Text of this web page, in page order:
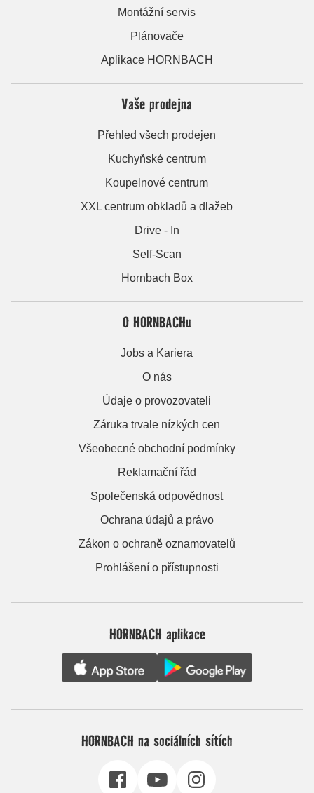
Montážní servis
Plánovače
Aplikace HORNBACH
Vaše prodejna
Přehled všech prodejen
Kuchyňské centrum
Koupelnové centrum
XXL centrum obkladů a dlažeb
Drive - In
Self-Scan
Hornbach Box
O HORNBACHu
Jobs a Kariera
O nás
Údaje o provozovateli
Záruka trvale nízkých cen
Všeobecné obchodní podmínky
Reklamační řád
Společenská odpovědnost
Ochrana údajů a právo
Zákon o ochraně oznamovatelů
Prohlášení o přístupnosti
HORNBACH aplikace
HORNBACH na sociálních sítích